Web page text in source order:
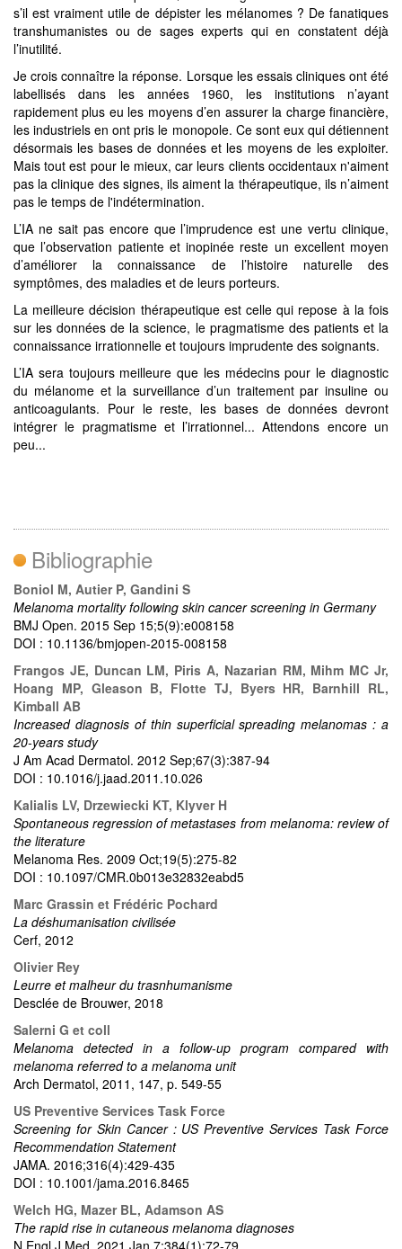
s’il est vraiment utile de dépister les mélanomes ? De fanatiques
transhumanistes ou de sages experts qui en constatent déjà
l’inutilité.
Je crois connaître la réponse. Lorsque les essais cliniques ont été
labellisés dans les années 1960, les institutions n’ayant
rapidement plus eu les moyens d’en assurer la charge financière,
les industriels en ont pris le monopole. Ce sont eux qui détiennent
désormais les bases de données et les moyens de les exploiter.
Mais tout est pour le mieux, car leurs clients occidentaux n'aiment
pas la clinique des signes, ils aiment la thérapeutique, ils n’aiment
pas le temps de l'indétermination.
L’IA ne sait pas encore que l’imprudence est une vertu clinique,
que l’observation patiente et inopinée reste un excellent moyen
d’améliorer la connaissance de l’histoire naturelle des
symptômes, des maladies et de leurs porteurs.
La meilleure décision thérapeutique est celle qui repose à la fois
sur les données de la science, le pragmatisme des patients et la
connaissance irrationnelle et toujours imprudente des soignants.
L’IA sera toujours meilleure que les médecins pour le diagnostic
du mélanome et la surveillance d’un traitement par insuline ou
anticoagulants. Pour le reste, les bases de données devront
intégrer le pragmatisme et l’irrationnel... Attendons encore un
peu...
Bibliographie
Boniol M, Autier P, Gandini S
Melanoma mortality following skin cancer screening in Germany
BMJ Open. 2015 Sep 15;5(9):e008158
DOI : 10.1136/bmjopen-2015-008158
Frangos JE, Duncan LM, Piris A, Nazarian RM, Mihm MC Jr,
Hoang MP, Gleason B, Flotte TJ, Byers HR, Barnhill RL,
Kimball AB
Increased diagnosis of thin superficial spreading melanomas : a
20-years study
J Am Acad Dermatol. 2012 Sep;67(3):387-94
DOI : 10.1016/j.jaad.2011.10.026
Kalialis LV, Drzewiecki KT, Klyver H
Spontaneous regression of metastases from melanoma: review of
the literature
Melanoma Res. 2009 Oct;19(5):275-82
DOI : 10.1097/CMR.0b013e32832eabd5
Marc Grassin et Frédéric Pochard
La déshumanisation civilisée
Cerf, 2012
Olivier Rey
Leurre et malheur du trasnhumanisme
Desclée de Brouwer, 2018
Salerni G et coll
Melanoma detected in a follow-up program compared with
melanoma referred to a melanoma unit
Arch Dermatol, 2011, 147, p. 549-55
US Preventive Services Task Force
Screening for Skin Cancer : US Preventive Services Task Force
Recommendation Statement
JAMA. 2016;316(4):429-435
DOI : 10.1001/jama.2016.8465
Welch HG, Mazer BL, Adamson AS
The rapid rise in cutaneous melanoma diagnoses
N Engl J Med. 2021 Jan 7;384(1):72-79